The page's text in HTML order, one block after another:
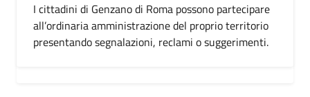
I cittadini di Genzano di Roma possono partecipare
all’ordinaria amministrazione del proprio territorio
presentando segnalazioni, reclami o suggerimenti.